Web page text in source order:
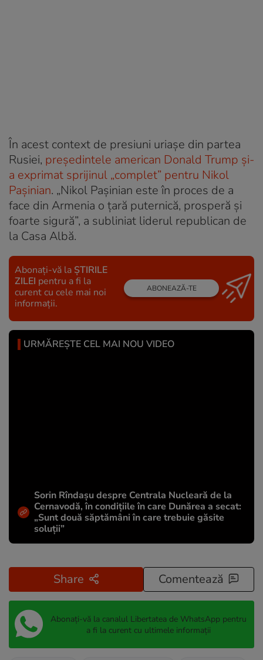
În acest context de presiuni uriașe din partea
Rusiei, președintele american Donald Trump și-
a exprimat sprijinul „complet” pentru Nikol
Pașinian. „Nikol Pașinian este în proces de a
face din Armenia o țară puternică, prosperă și
foarte sigură”, a subliniat liderul republican de
la Casa Albă.
Abonați-vă la ȘTIRILE
ZILEI pentru a fi la
curent cu cele mai noi
informații.
ABONEAZĂ-TE
URMĂREȘTE CEL MAI NOU VIDEO
Sorin Rîndașu despre Centrala Nucleară de la
Cernavodă, în condițiile în care Dunărea a secat:
„Sunt două săptămâni în care trebuie găsite
soluții”
Share Comentează
Abonați-vă la canalul Libertatea de WhatsApp pentru
a fi la curent cu ultimele informații